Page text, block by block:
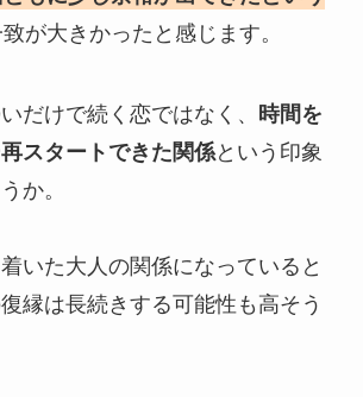
が大きかったと感じます。
だけで続く恋ではなく、 時間を
スタートできた関係という印象
か。
いた大人の関係になっていると
縁は長続きする可能性も高そう